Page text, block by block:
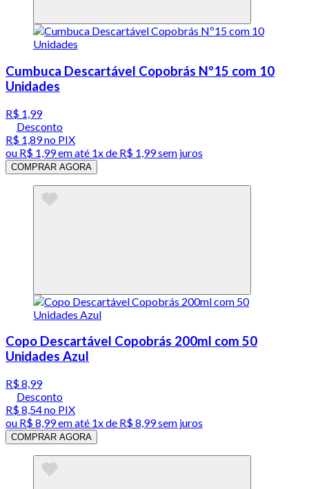
Cumbuca Descartável Copobrás Nº15 com 10
Unidades
R$ 1,99
Desconto
R$ 1,89no PIX
ou R$ 1,99em até 1x de R$ 1,99sem juros
COMPRAR AGORA
Copo Descartável Copobrás 200ml com 50
Unidades Azul
R$ 8,99
Desconto
R$ 8,54no PIX
ou R$ 8,99em até 1x de R$ 8,99sem juros
COMPRAR AGORA